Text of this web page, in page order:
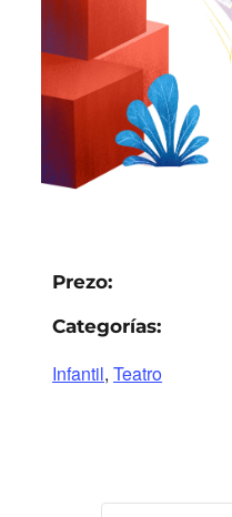
Prezo:
Categorías:
Infantil, Teatro